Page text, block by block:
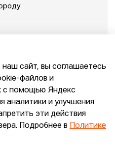
прогнозы сооснователя
сайт, вы соглашаетесь
файлов и
с помощью Яндекс
аналитики и улучшения
эти действия
Подробнее в
Политике